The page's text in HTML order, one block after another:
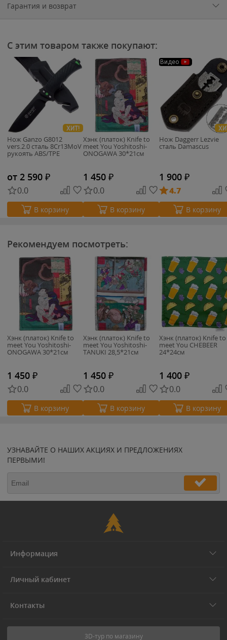
Гарантия и возврат
С этим товаром также покупают:
ХИТ!
Нож Ganzo G8012
vers.2.0 cталь 8Cr13MoV
рукоять ABS/TPE
от 2 590 ₽
0.0
В корзину
Хэнк (платок) Knife to
meet You Yoshitoshi-
ONOGAWA 30*21см
1 450 ₽
0.0
В корзину
Видео
Нож Daggerr Lezvie
сталь Damascus
1 900 ₽
4.7
В корзину
Рекомендуем посмотреть:
Хэнк (платок) Knife to
meet You Yoshitoshi-
ONOGAWA 30*21см
1 450 ₽
0.0
В корзину
Хэнк (платок) Knife to
meet You Yoshitoshi-
TANUKI 28,5*21см
1 450 ₽
0.0
В корзину
Хэнк (платок) Knife to
meet You CHEBEER
24*24см
1 400 ₽
0.0
В корзину
УЗНАВАЙТЕ О НАШИХ АКЦИЯХ И ПРЕДЛОЖЕНИЯХ
ПЕРВЫМИ!
Информация
Личный кабинет
Контакты
3D-тур по магазину